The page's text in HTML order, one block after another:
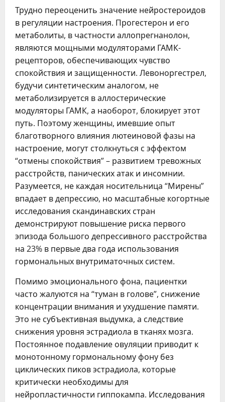
Трудно переоценить значение нейростероидов
в регуляции настроения. Прогестерон и его
метаболиты, в частности аллопрегнанолон,
являются мощными модуляторами ГАМК-
рецепторов, обеспечивающих чувство
спокойствия и защищенности. Левоноргестрел,
будучи синтетическим аналогом, не
метаболизируется в аллостерические
модуляторы ГАМК, а наоборот, блокирует этот
путь. Поэтому женщины, имевшие опыт
благотворного влияния лютеиновой фазы на
настроение, могут столкнуться с эффектом
“отмены спокойствия” – развитием тревожных
расстройств, панических атак и инсомнии.
Разумеется, не каждая носительница “Мирены”
впадает в депрессию, но масштабные когортные
исследования скандинавских стран
демонстрируют повышение риска первого
эпизода большого депрессивного расстройства
на 23% в первые два года использования
гормональных внутриматочных систем.
Помимо эмоционального фона, пациентки
часто жалуются на “туман в голове”, снижение
концентрации внимания и ухудшение памяти.
Это не субъективная выдумка, а следствие
снижения уровня эстрадиола в тканях мозга.
Постоянное подавление овуляции приводит к
монотонному гормональному фону без
циклических пиков эстрадиола, которые
критически необходимы для
нейропластичности гиппокампа. Исследования